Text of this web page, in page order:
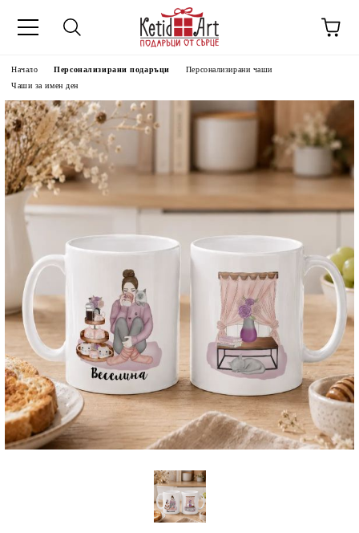
Начало Персонализирани подаръци
Персонализирани чаши
Чаши за имен ден